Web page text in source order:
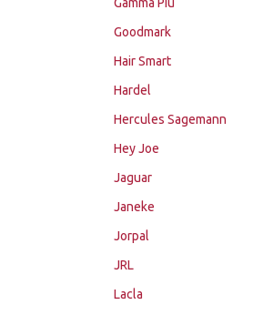
Goodmark
Hair Smart
Hardel
Hercules Sagemann
Hey Joe
Jaguar
Janeke
Jorpal
JRL
Lacla